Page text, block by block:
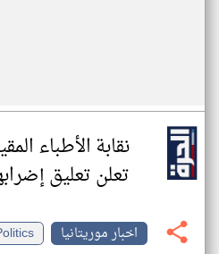
نقابة الأطباء
تعلن تعليق
اخبار موريتانيا